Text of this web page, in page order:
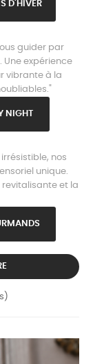
D'HIVER
guider par
Une expérience
vibrante à la
NIGHT
nos
unique.
revitalisante et la